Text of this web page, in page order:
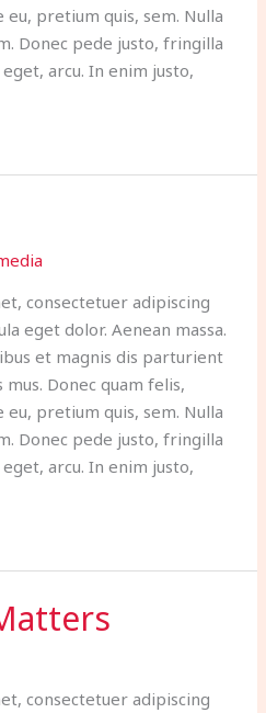
pretium quis, sem. Nulla
Donec pede justo, fringilla
arcu. In enim justo,
consectetuer adipiscing
eget dolor. Aenean massa.
et magnis dis parturient
Donec quam felis,
pretium quis, sem. Nulla
Donec pede justo, fringilla
arcu. In enim justo,
consectetuer adipiscing